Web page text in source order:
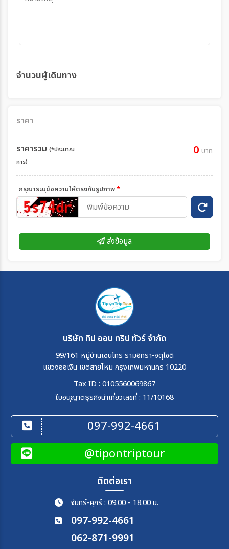
จำนวนผู้เดินทาง
ราคา
ราคารวม (*ประมาณ
การ)
0 บาท
กรุณาระบุข้อความให้ตรงกับรูปภาพ*
ส่งข้อมูล
บริษัท ทิป ออน ทริป ทัวร์ จำกัด
99/161 หมู่บ้านเซนโทร รามอิทรา-จตุโชติ
แขวงออเงิน เขตสายไหม กรุงเทพมหานคร 10220
Tax ID : 0105560069867
ใบอนุญาตธุรกิจนำเที่ยวเลขที่ : 11/10168
097-992-4661
@tipontriptour
ติดต่อเรา
จันทร์-ศุกร์ : 09.00 - 18.00 น.
097-992-4661
062-871-9991